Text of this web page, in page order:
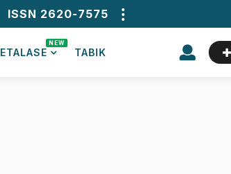
ISSN 2620-7575
ETALASE
NEW
TABIK